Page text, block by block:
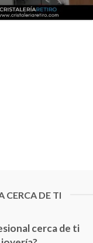
CERCA DE TI
cerca de ti